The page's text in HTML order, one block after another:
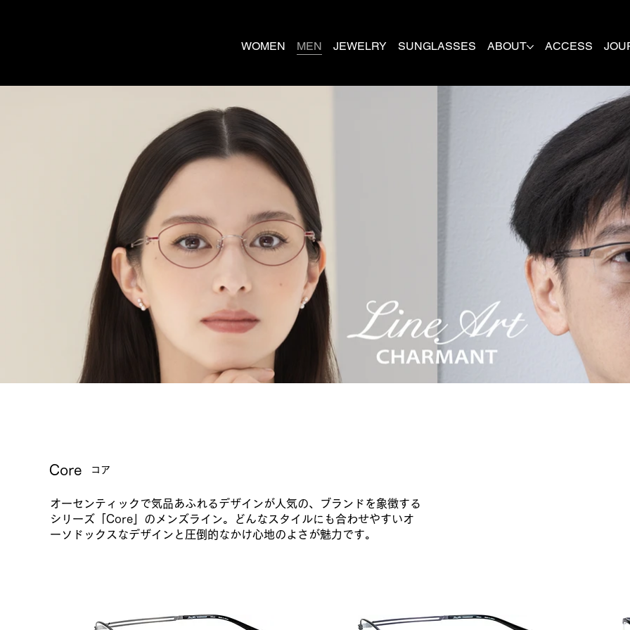
WOMEN MEN JEWELRY SUNGLASSES ABOUT ACCESS
ラインアート シャルマン
2026年 Visual-Core
Core コア
オーセンティックで気品あふれるデザインが人気の、ブランドを象徴する
シリーズ「Core」のメンズライン。どんなスタイルにも合わせやすいオ
ーソドックスなデザインと圧倒的なかけ心地のよさが魅力です。